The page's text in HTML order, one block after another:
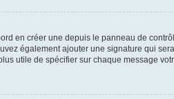
en créer une depuis le panneau de
également ajouter une signature qui
utile de spécifier sur chaque message